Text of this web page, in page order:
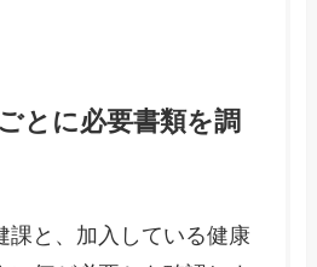
とに必要書類を調
課と、加入している健康